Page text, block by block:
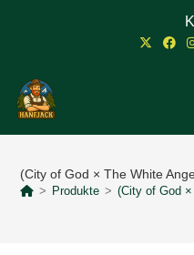
(City of God × The White
> Produkte > (City of God